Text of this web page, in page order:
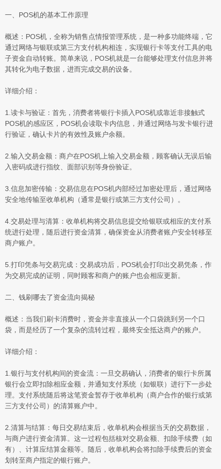
一、POS机的基本工作原理
概述：POS机，全称为销售点情报管理系统，是一种多功能终端，它
通过网络与银联或第三方支付机构相连，实现银行卡等支付工具的电
子资金自动转账。简单来说，POS机就是一台能够处理支付信息并将
其转化为电子数据，进而完成交易的设备。
详细介绍：
1.读卡与验证：首先，消费者将银行卡插入POS机或靠近非接触式
POS机的感应区，POS机会读取卡内信息，并通过网络与发卡银行进
行验证，确认卡片的有效性及账户余额。
2.输入交易金额：商户在POS机上输入交易金额，顾客确认无误后输
入密码或进行指纹、面部识别等身份验证。
3.信息加密传输：交易信息在POS机内部经过加密处理后，通过网络
安全地传输至收单机构（通常是银行或第三方支付公司）。
4.交易处理与清算：收单机构将交易信息提交给银联或相应的支付系
统进行处理，随后进行资金清算，确保资金从消费者账户安全转移至
商户账户。
5.打印凭条与交易完成：交易成功后，POS机会打印出交易凭条，作
为交易完成的证明，同时顾客和商户的账户也会相应更新。
二、钱刷哪去了资金流向揭秘
概述：当我们刷卡消费时，资金并非直接从一个口袋跳到另一个口
袋，而是经历了一个复杂的流转过程，最终安全抵达商户的账户。
详细介绍：
1.银行与支付机构间的资金流：一旦交易确认，消费者的银行卡所属
银行会立即扣除相应金额，并通知支付系统（如银联）进行下一步处
理。支付系统随后将这笔资金暂存于收单机构（商户合作的银行或第
三方支付公司）的清算账户中。
2.清算与结算：每日交易结束后，收单机构会根据当天的交易数据，
与商户进行资金清算。这一过程包括核对交易金额、扣除手续费（如
有）、计算应结算金额等。随后，收单机构会将扣除手续费后的资金
划转至商户指定的银行账户。